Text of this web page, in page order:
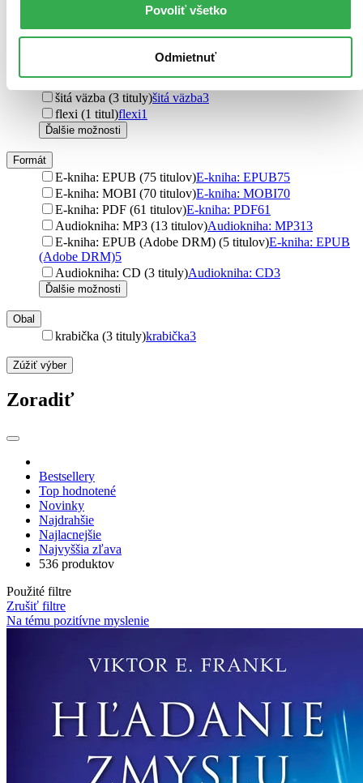
Povoliť všetko
Odmietnuť
brožovaná väzba (190 titulov)brožovaná väzba190
pevná väzba (174 titulov) pevná väzba
prebalom27
šitá väzba (3 tituly)šitá väzba3
flexi (1 titul)flexi1
Ďalšie možnosti
Formát
E-kniha: EPUB (75 titulov)E-kniha: EPUB75
E-kniha: MOBI (70 titulov)E-kniha: MOBI70
E-kniha: PDF (61 titulov)E-kniha: PDF61
Audiokniha: MP3 (13 titulov)Audiokniha: MP313
E-kniha: EPUB (Adobe DRM) (5 titulov)E-kniha: EPUB
(Adobe DRM)5
Audiokniha: CD (3 tituly)Audiokniha: CD3
Ďalšie možnosti
Obal
krabička (3 tituly)krabička3
Zúžiť výber
Zoradiť
Bestsellery
Top hodnotené
Novinky
Najdrahšie
Najlacnejšie
Najvyššia zľava
536 produktov
Použité filtre
Zrušiť filtre
Na tému pozitívne myslenie